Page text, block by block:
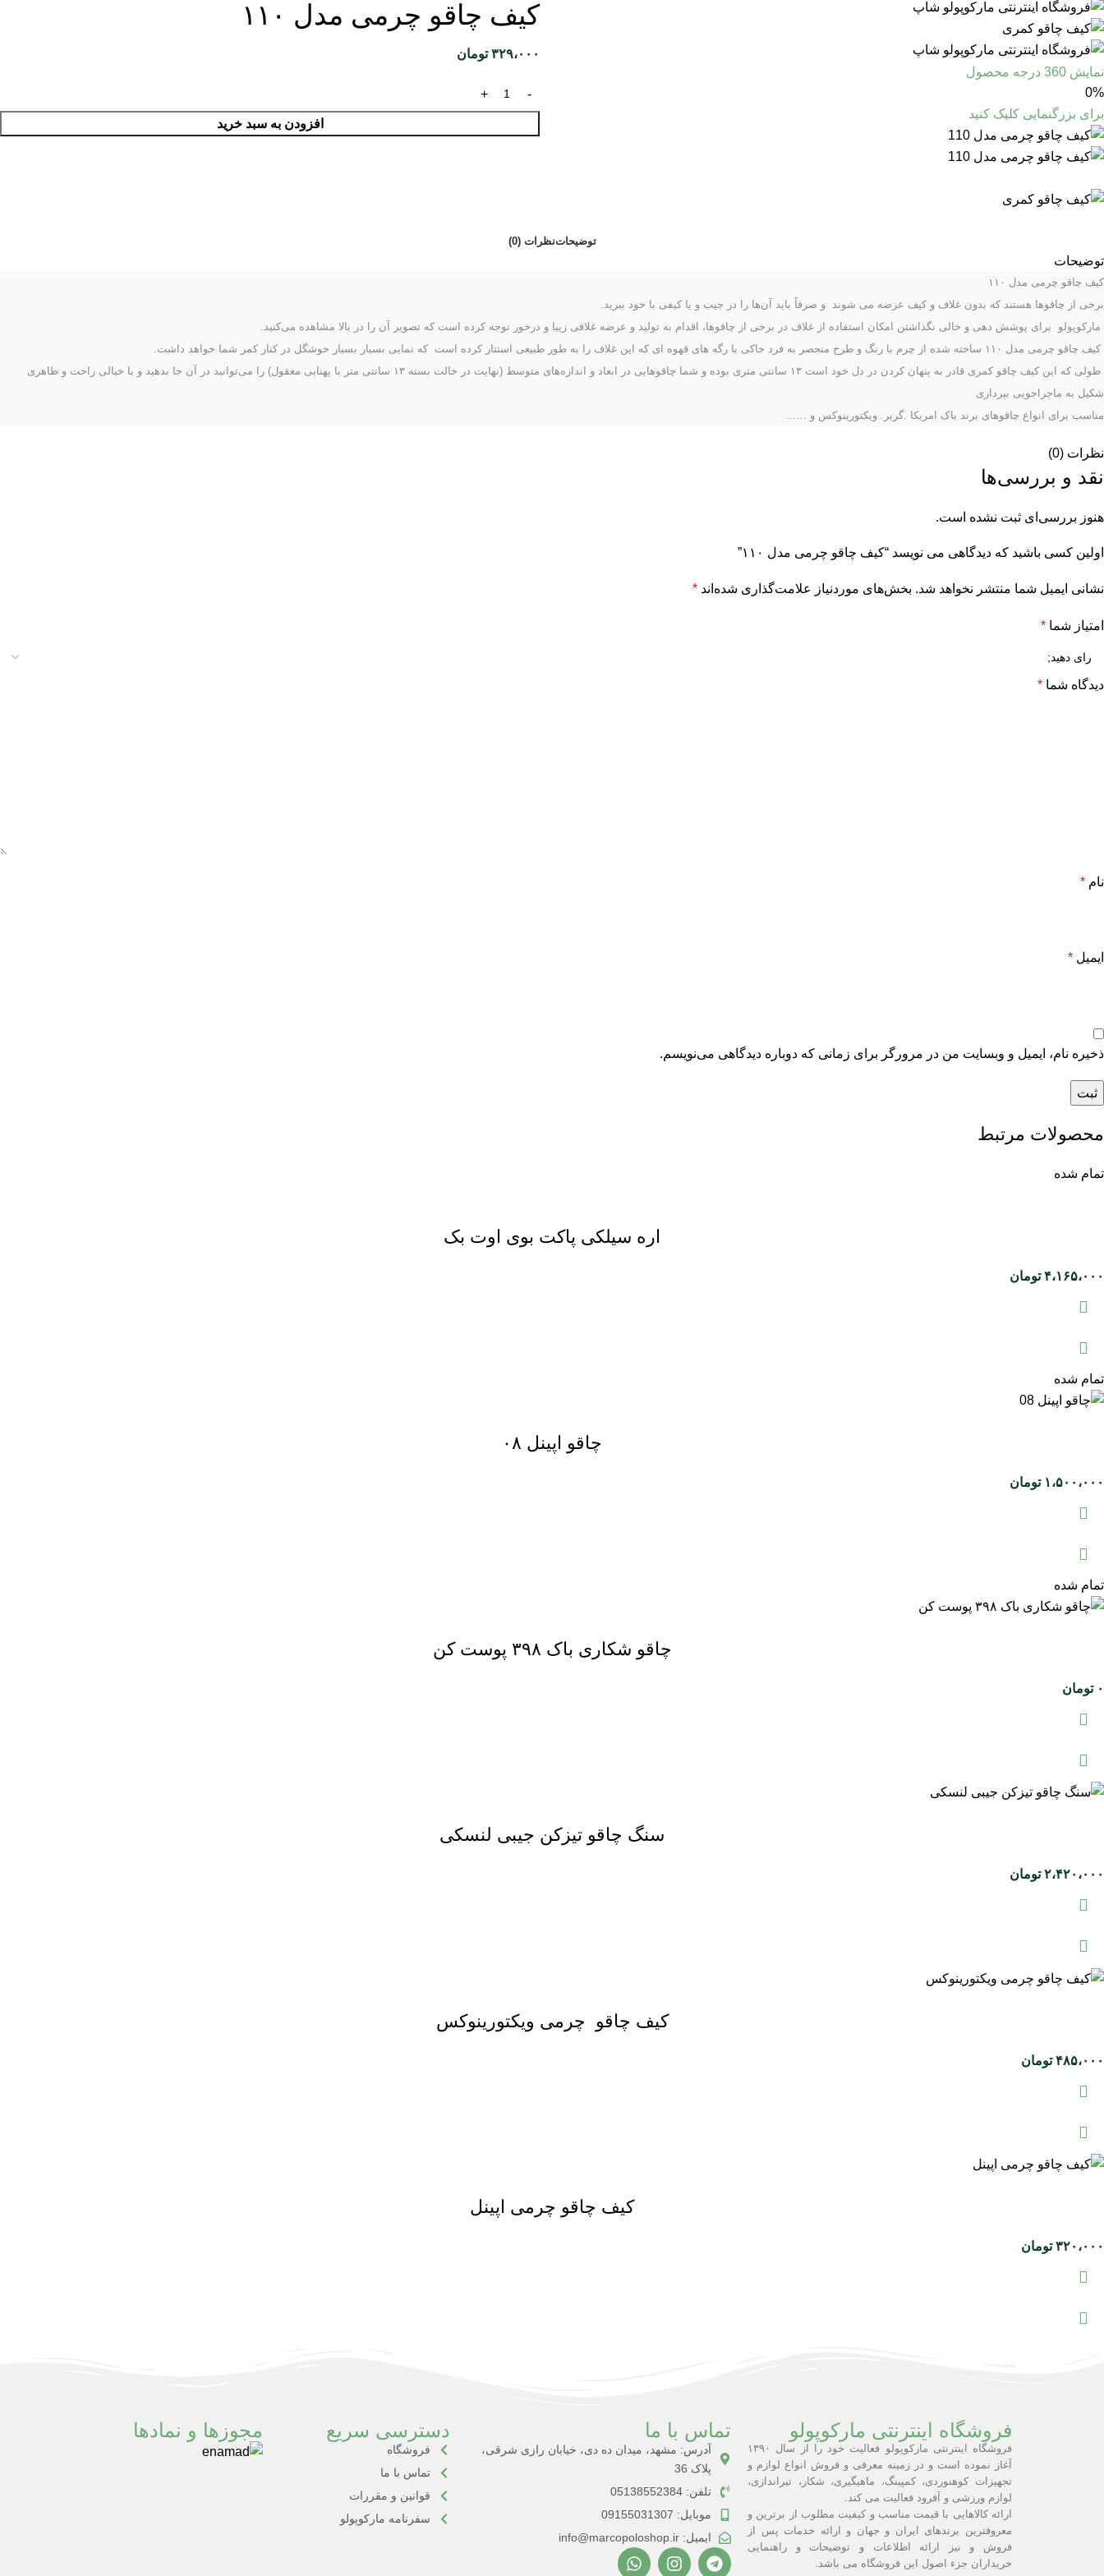
نمایش 360 درجه محصول
0%
برای بزرگنمایی کلیک کنید
کیف چاقو چرمی مدل ۱۱۰
۳۲۹،۰۰۰ تومان
افزودن به سبد خرید
توضیحاتنظرات (0)
توضیحات
کیف چاقو چرمی مدل ۱۱۰
برخی از چاقوها هستند که بدون غلاف و کیف عرضه می شوند و صرفاً باید آن‌ها را در جیب و یا کیفی با خود ببرید.
مار کوپولو برای پوشش دهی و خالی نگذاشتن امکان استفاده از غلاف در برخی از چاقو‌ها، اقدام به تولید و عرضه غلافی زیبا و درخور توجه کرده است که تصویر آن را در بالا مشاهده می‌کنید.
کیف چاقو چرمی مدل ۱۱۰ ساخته شده از چرم با رنگ و طرح منحصر به فرد خاکی با رگه های قهوه ای که این غلاف را به طور طبیعی استتار کرده است که نمایی بسیار بسیار خوشگل در کنار کمر شما خواهد داشت.
طولی که این کیف چاقو کمری قادر به پنهان کردن در دل خود است ۱۳ سانتی متری بوده و شما چاقوهایی در ابعاد و اندازه‌های متوسط (نهایت در حالت بسته ۱۳ سانتی متر با پهنایی معقول) را می‌توانید در آن جا بدهید و با خیالی راحت و ظاهری
شکیل به ماجراجویی بپردازی
مناسب برای انواع چاقوهای برند باک امریکا .گربر. ویکتورینوکس و ……
نظرات (0)
نقد و بررسی‌ها
هنوز بررسی‌ای ثبت نشده است.
اولین کسی باشید که دیدگاهی می نویسد “کیف چاقو چرمی مدل ۱۱۰”
نشانی ایمیل شما منتشر نخواهد شد. بخش‌های موردنیاز علامت‌گذاری شده‌اند *
امتیاز شما *
دیدگاه شما *
نام *
ایمیل *
ذخیره نام، ایمیل و وبسایت من در مرورگر برای زمانی که دوباره دیدگاهی می‌نویسم.
محصولات مرتبط
تمام شده
اره سیلکی پاکت بوی اوت بک
۴،۱۶۵،۰۰۰ تومان
تمام شده
چاقو اپینل ۰۸
۱،۵۰۰،۰۰۰ تومان
تمام شده
چاقو شکاری باک ۳۹۸ پوست کن
۰ تومان
سنگ چاقو تیزکن جیبی لنسکی
۲،۴۲۰،۰۰۰ تومان
کیف چاقو چرمی ویکتورینوکس
۴۸۵،۰۰۰ تومان
کیف چاقو چرمی اپینل
۳۲۰،۰۰۰ تومان
فروشگاه اینترنتی مارکوپولو
فروشگاه اینترنتی مارکوپولو فعالیت خود را از سال ۱۳۹۰
آغاز نموده است و در زمینه معرفی و فروش انواع لوازم و
تجهیزات کوهنوردی، کمپینگ، ماهیگیری، شکار، تیراندازی،
لوازم ورزشی و آفرود فعالیت می کند.
ارائه کالاهایی با قیمت مناسب و کیفیت مطلوب از برترین و
معروفترین برندهای ایران و جهان و ارائه خدمات پس از
فروش و نیز ارائه اطلاعات و توضیحات و راهنمایی
خریداران جزء اصول این فروشگاه می باشد.
تماس با ما
آدرس: مشهد، میدان ده دی، خیابان رازی شرقی،
پلاک 36
تلفن: 05138552384
موبایل: 09155031307
ایمیل: info@marcopoloshop.ir
دسترسی سریع
فروشگاه
تماس با ما
قوانین و مقررات
سفرنامه مارکوپولو
مجوزها و نمادها